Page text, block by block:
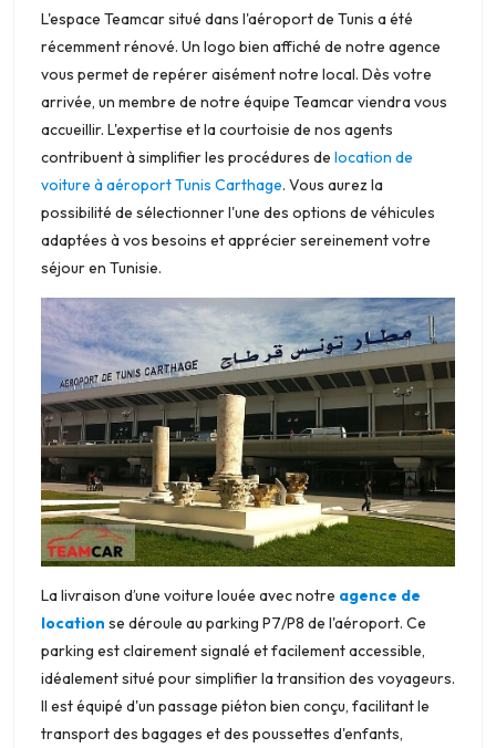
L'espace Teamcar situé dans l'aéroport de Tunis a été
récemment rénové. Un logo bien affiché de notre agence
vous permet de repérer aisément notre local. Dès votre
arrivée, un membre de notre équipe Teamcar viendra vous
accueillir. L'expertise et la courtoisie de nos agents
contribuent à simplifier les procédures de location de
voiture à aéroport Tunis Carthage. Vous aurez la
possibilité de sélectionner l'une des options de véhicules
adaptées à vos besoins et apprécier sereinement votre
séjour en Tunisie.
La livraison d’une voiture louée avec notre agence de
location se déroule au parking P7/P8 de l'aéroport. Ce
parking est clairement signalé et facilement accessible,
idéalement situé pour simplifier la transition des voyageurs.
Il est équipé d'un passage piéton bien conçu, facilitant le
transport des bagages et des poussettes d'enfants,